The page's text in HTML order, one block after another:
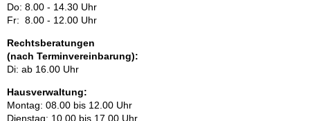
Do: 8.00 - 14.30 Uhr
Fr: 8.00 - 12.00 Uhr
Rechtsberatungen
(nach Terminvereinbarung):
Di: ab 16.00 Uhr
Hausverwaltung:
Mon­tag: 08.00 bis 12.00 Uhr
Di­ens­tag: 10.00 bis 17.00 Uhr